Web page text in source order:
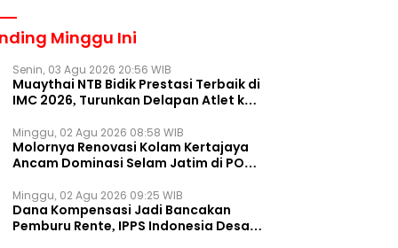
Minggu Ini
Senin, 03 Agu 2026 20:56 WIB
Muaythai NTB Bidik Prestasi Terbaik di
IMC 2026, Turunkan Delapan Atlet ke
Minggu, 02 Agu 2026 08:58 WIB
Molornya Renovasi Kolam Kertajaya
Ancam Dominasi Selam Jatim di PON
Minggu, 02 Agu 2026 09:25 WIB
Dana Kompensasi Jadi Bancakan
Pemburu Rente, IPPS Indonesia Desak